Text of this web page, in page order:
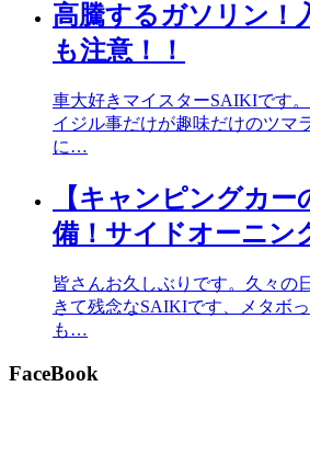
高騰するガソリン！
も注意！！
車大好きマイスターSAIKIです。
イジル事だけが趣味だけのツマ
に…
【キャンピングカ
備！サイドオーニン
皆さんお久しぶりです。久々の
きて残念なSAIKIです、メタボ
も…
FaceBook